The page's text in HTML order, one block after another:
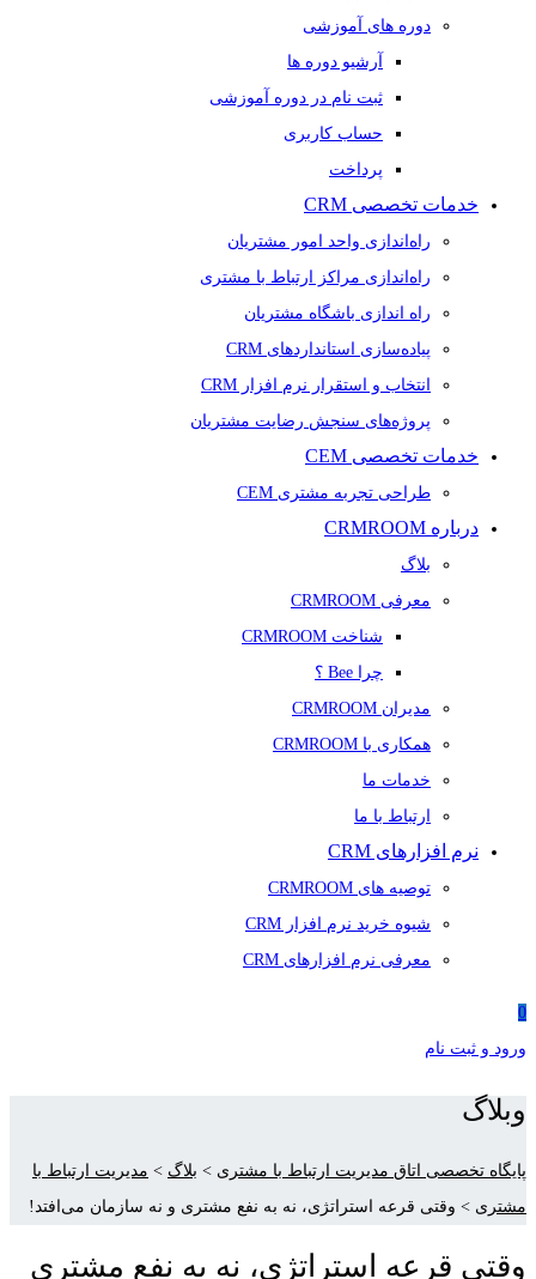
دوره های آموزشی
آرشیو دوره ها
ثبت نام در دوره آموزشی
حساب کاربری
پرداخت
خدمات تخصصی CRM
راه‌اندازی واحد امور مشتریان
راه‌اندازی مراکز ارتباط با مشتری
راه اندازی باشگاه مشتریان
پیاده‌سازی استانداردهای CRM
انتخاب و استقرار نرم افزار CRM
پروژه‌های سنجش رضایت مشتریان
خدمات تخصصی CEM
طراحی تجربه مشتری CEM
درباره CRMROOM
بلاگ
معرفی CRMROOM
شناخت CRMROOM
چرا Bee ؟
مدیران CRMROOM
همکاری با CRMROOM
خدمات ما
ارتباط با ما
نرم افزارهای CRM
توصیه های CRMROOM
شیوه خرید نرم افزار CRM
معرفی نرم افزارهای CRM
0
ورود و ثبت نام
وبلاگ
پایگاه تخصصی اتاق مدیریت ارتباط با مشتری > بلاگ > مدیریت ارتباط با
مشتری > وقتی قرعه استراتژی، نه به نفع مشتری و نه سازمان می‌افتد!
وقتی قرعه استراتژی، نه به نفع مشتری